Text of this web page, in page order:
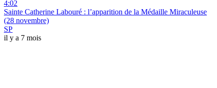
4:02
Sainte Catherine Labouré : l’apparition de la Médaille Miraculeuse
(28 novembre)
SP
il y a 7 mois